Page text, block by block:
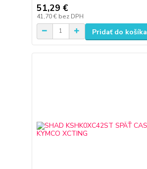
51,29 €
41,70 € bez DPH
Pridať do košíka